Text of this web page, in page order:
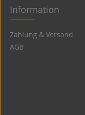
Information
Zahlung & Versand
AGB